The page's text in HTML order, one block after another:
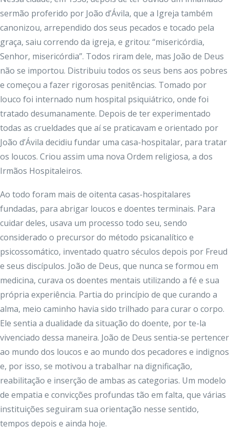
sermão proferido por João d’Ávila, que a Igreja também
canonizou, arrependido dos seus pecados e tocado pela
graça, saiu correndo da igreja, e gritou: “misericórdia,
Senhor, misericórdia”. Todos riram dele, mas João de Deus
não se importou. Distribuiu todos os seus bens aos pobres
e começou a fazer rigorosas penitências. Tomado por
louco foi internado num hospital psiquiátrico, onde foi
tratado desumanamente. Depois de ter experimentado
todas as crueldades que aí se praticavam e orientado por
João d’Ávila decidiu fundar uma casa-hospitalar, para tratar
os loucos. Criou assim uma nova Ordem religiosa, a dos
Irmãos Hospitaleiros.
Ao todo foram mais de oitenta casas-hospitalares
fundadas, para abrigar loucos e doentes terminais. Para
cuidar deles, usava um processo todo seu, sendo
considerado o precursor do método psicanalítico e
psicossomático, inventado quatro séculos depois por Freud
e seus discípulos. João de Deus, que nunca se formou em
medicina, curava os doentes mentais utilizando a fé e sua
própria experiência. Partia do princípio de que curando a
alma, meio caminho havia sido trilhado para curar o corpo.
Ele sentia a dualidade da situação do doente, por te-la
vivenciado dessa maneira. João de Deus sentia-se pertencer
ao mundo dos loucos e ao mundo dos pecadores e indignos
e, por isso, se motivou a trabalhar na dignificação,
reabilitação e inserção de ambas as categorias. Um modelo
de empatia e convicções profundas tão em falta, que várias
instituições seguiram sua orientação nesse sentido,
tempos depois e ainda hoje.